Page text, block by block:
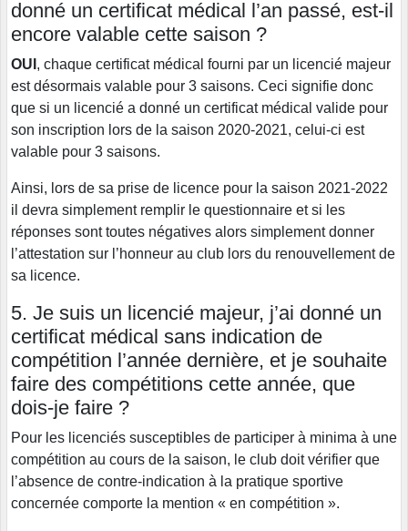
donné un certificat médical l’an passé, est-il
encore valable cette saison ?
OUI , chaque certificat médical fourni par un licencié majeur
est désormais valable pour 3 saisons. Ceci signifie donc
que si un licencié a donné un certificat médical valide pour
son inscription lors de la saison 2020-2021, celui-ci est
valable pour 3 saisons.
Ainsi, lors de sa prise de licence pour la saison 2021-2022
il devra simplement remplir le questionnaire et si les
réponses sont toutes négatives alors simplement donner
l’attestation sur l’honneur au club lors du renouvellement de
sa licence.
5. Je suis un licencié majeur, j’ai donné un
certificat médical sans indication de
compétition l’année dernière, et je souhaite
faire des compétitions cette année, que
dois-je faire ?
Pour les licenciés susceptibles de participer à minima à une
compétition au cours de la saison, le club doit vérifier que
l’absence de contre-indication à la pratique sportive
concernée comporte la mention « en compétition ».